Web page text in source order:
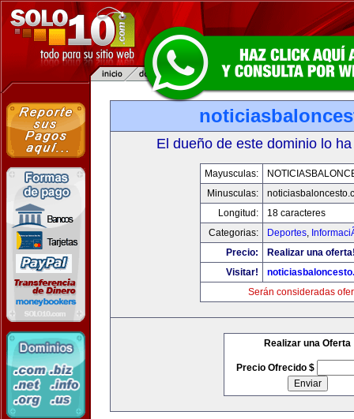
El dueño de este dominio lo
Mayusculas:
Minusculas:
Longitud:
18 caracteres
Categorias:
Deportes,
Precio:
Realizar una
Visitar!
Serán consideradas
Realizar una Oferta
Precio Ofrecido $